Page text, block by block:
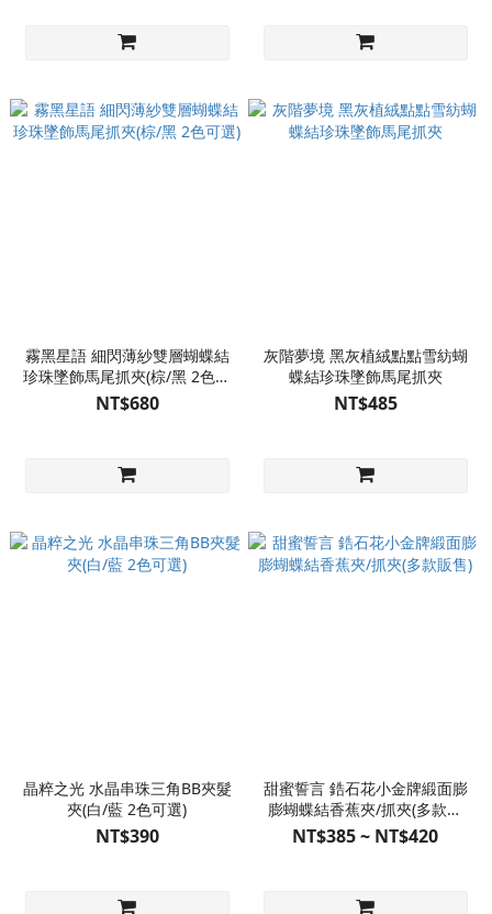
霧黑星語 細閃薄紗雙層蝴蝶結
珍珠墜飾馬尾抓夾(棕/黑 2色可
選)
NT$680
灰階夢境 黑灰植絨點點雪紡蝴
蝶結珍珠墜飾馬尾抓夾
NT$485
晶粹之光 水晶串珠三角BB夾髮
夾(白/藍 2色可選)
NT$390
甜蜜誓言 鋯石花小金牌緞面膨
膨蝴蝶結香蕉夾/抓夾(多款販
售)
NT$385 ~ NT$420